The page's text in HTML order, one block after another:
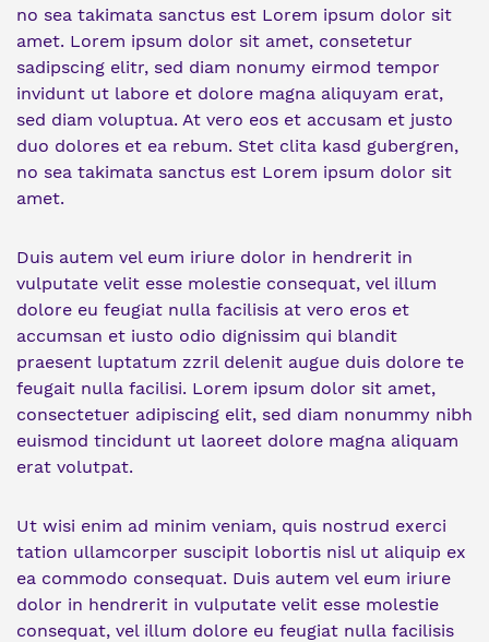
no sea takimata sanctus est Lorem ipsum dolor sit
amet. Lorem ipsum dolor sit amet, consetetur
sadipscing elitr, sed diam nonumy eirmod tempor
invidunt ut labore et dolore magna aliquyam erat,
sed diam voluptua. At vero eos et accusam et justo
duo dolores et ea rebum. Stet clita kasd gubergren,
no sea takimata sanctus est Lorem ipsum dolor sit
amet.
Duis autem vel eum iriure dolor in hendrerit in
vulputate velit esse molestie consequat, vel illum
dolore eu feugiat nulla facilisis at vero eros et
accumsan et iusto odio dignissim qui blandit
praesent luptatum zzril delenit augue duis dolore te
feugait nulla facilisi. Lorem ipsum dolor sit amet,
consectetuer adipiscing elit, sed diam nonummy nibh
euismod tincidunt ut laoreet dolore magna aliquam
erat volutpat.
Ut wisi enim ad minim veniam, quis nostrud exerci
tation ullamcorper suscipit lobortis nisl ut aliquip ex
ea commodo consequat. Duis autem vel eum iriure
dolor in hendrerit in vulputate velit esse molestie
consequat, vel illum dolore eu feugiat nulla facilisis